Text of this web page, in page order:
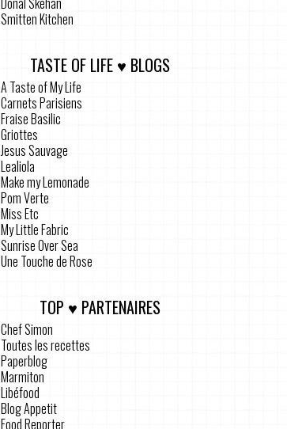
Smitten Kitchen
TASTE OF LIFE ♥ BLOGS
A Taste of My Life
Carnets Parisiens
Fraise Basilic
Griottes
Jesus Sauvage
Lealiola
Make my Lemonade
Pom Verte
Miss Etc
My Little Fabric
Sunrise Over Sea
Une Touche de Rose
TOP ♥ PARTENAIRES
Chef Simon
Toutes les recettes
Paperblog
Marmiton
Libéfood
Blog Appetit
Food Reporter